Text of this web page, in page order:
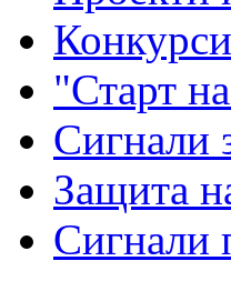
Конкурси
"Старт
Сигнали
Защита